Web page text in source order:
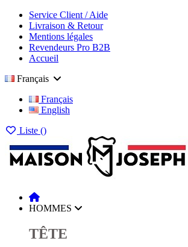
Service Client / Aide
Livraison & Retour
Mentions légales
Revendeurs Pro B2B
Accueil
Français
Français
English
Liste ()
HOMMES
TÊTE